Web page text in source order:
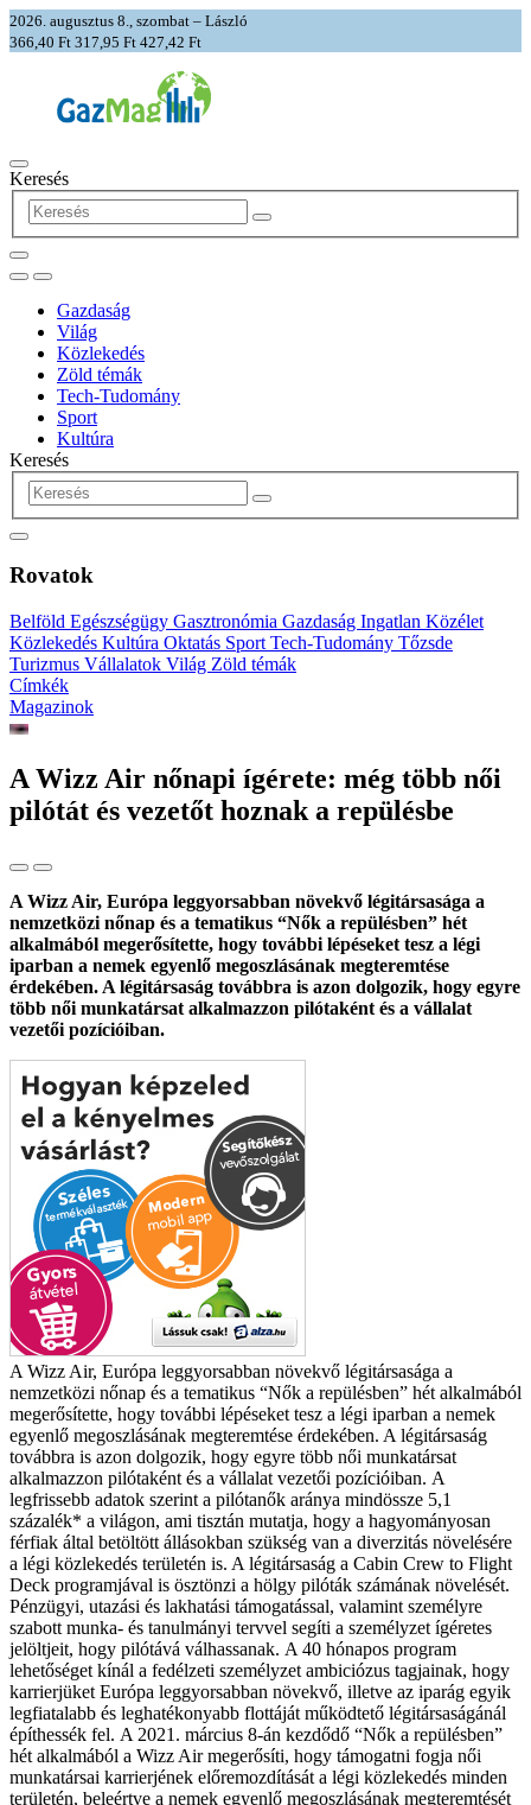
2026. augusztus 8., szombat – László
366,40 Ft 317,95 Ft 427,42 Ft
Keresés
Gazdaság
Világ
Közlekedés
Zöld témák
Tech-Tudomány
Sport
Kultúra
Keresés
Rovatok
Belföld Egészségügy Gasztronómia Gazdaság Ingatlan Közélet
Közlekedés Kultúra Oktatás Sport Tech-Tudomány Tőzsde
Turizmus Vállalatok Világ Zöld témák
Címkék
Magazinok
A Wizz Air nőnapi ígérete: még több női
pilótát és vezetőt hoznak a repülésbe
A Wizz Air, Európa leggyorsabban növekvő légitársasága a
nemzetközi nőnap és a tematikus “Nők a repülésben” hét
alkalmából megerősítette, hogy további lépéseket tesz a légi
iparban a nemek egyenlő megoszlásának megteremtése
érdekében. A légitársaság továbbra is azon dolgozik, hogy egyre
több női munkatársat alkalmazzon pilótaként és a vállalat
vezetői pozícióiban.
A Wizz Air, Európa leggyorsabban növekvő légitársasága a
nemzetközi nőnap és a tematikus “Nők a repülésben” hét alkalmából
megerősítette, hogy további lépéseket tesz a légi iparban a nemek
egyenlő megoszlásának megteremtése érdekében. A légitársaság
továbbra is azon dolgozik, hogy egyre több női munkatársat
alkalmazzon pilótaként és a vállalat vezetői pozícióiban. A
legfrissebb adatok szerint a pilótanők aránya mindössze 5,1
százalék* a világon, ami tisztán mutatja, hogy a hagyományosan
férfiak által betöltött állásokban szükség van a diverzitás növelésére
a légi közlekedés területén is. A légitársaság a Cabin Crew to Flight
Deck programjával is ösztönzi a hölgy pilóták számának növelését.
Pénzügyi, utazási és lakhatási támogatással, valamint személyre
szabott munka- és tanulmányi tervvel segíti a személyzet ígéretes
jelöltjeit, hogy pilótává válhassanak. A 40 hónapos program
lehetőséget kínál a fedélzeti személyzet ambiciózus tagjainak, hogy
karrierjüket Európa leggyorsabban növekvő, illetve az iparág egyik
legfiatalabb és leghatékonyabb flottáját működtető légitársaságánál
építhessék fel. A 2021. március 8-án kezdődő “Nők a repülésben”
hét alkalmából a Wizz Air megerősíti, hogy támogatni fogja női
munkatársai karrierjének előremozdítását a légi közlekedés minden
területén, beleértve a nemek egyenlő megoszlásának megteremtését